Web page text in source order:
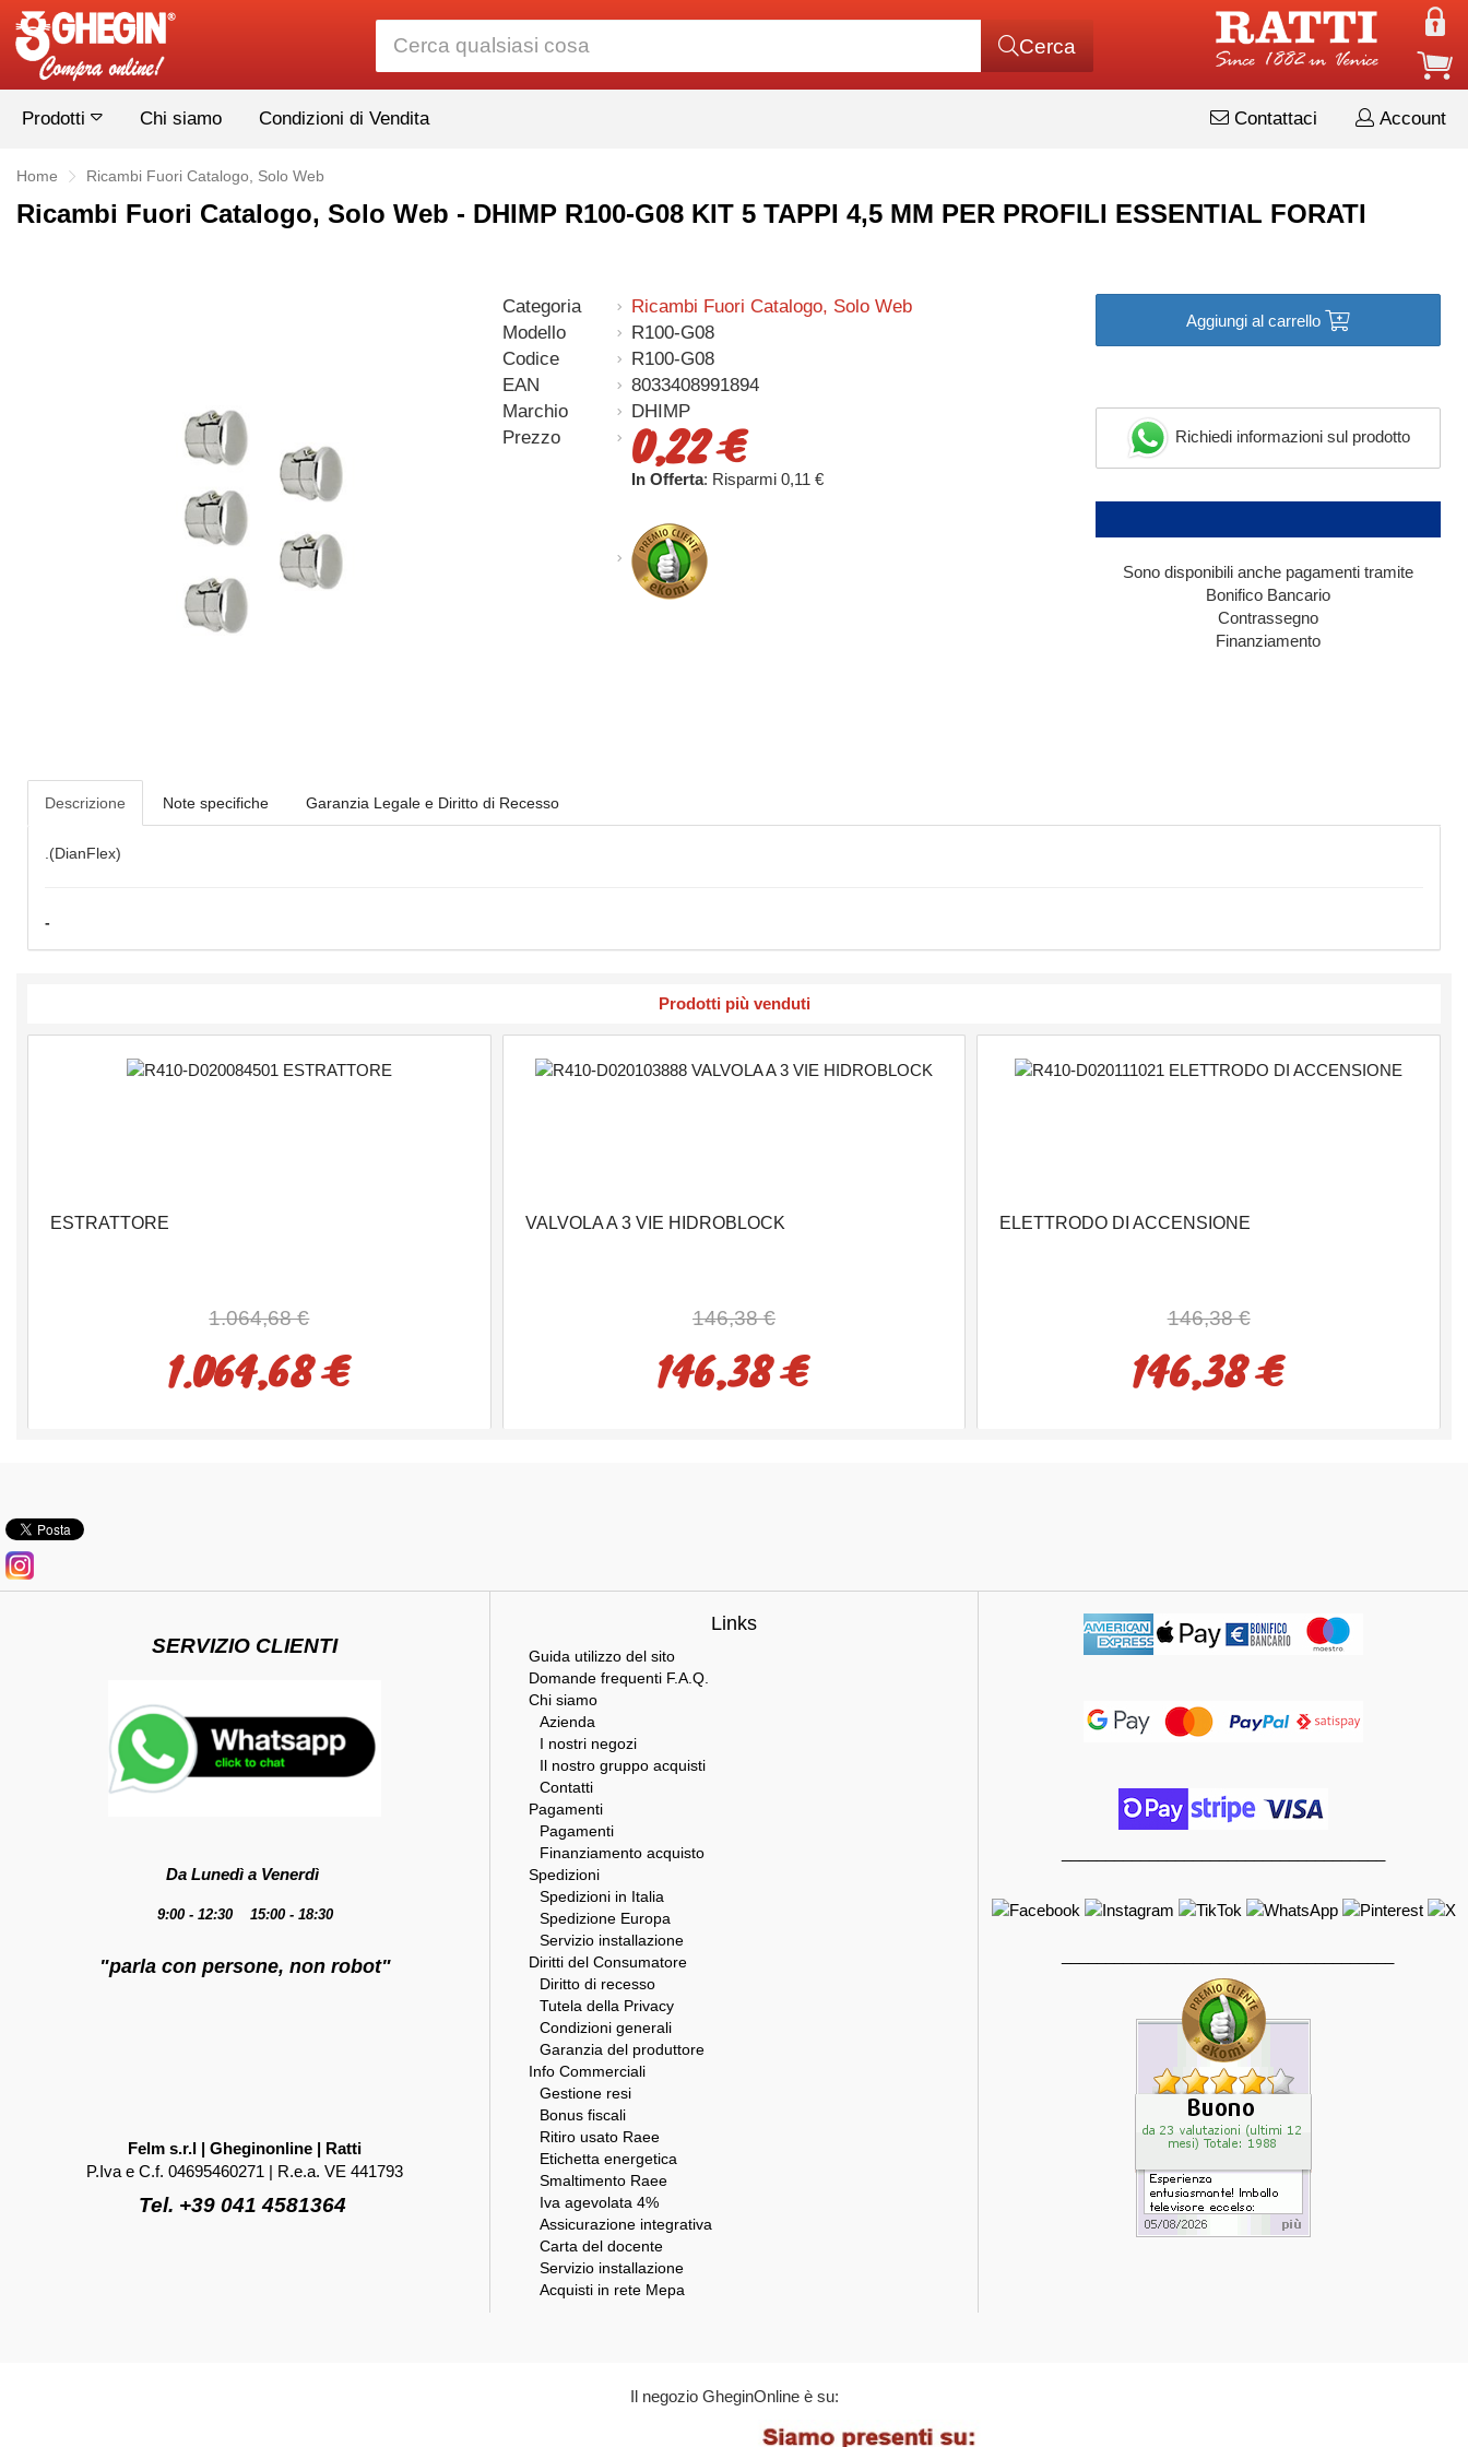
Cerca
Prodotti Chi siamo Condizioni di Vendita Account
Contattaci
Home Ricambi Fuori Catalogo, Solo Web
Ricambi Fuori Catalogo, Solo Web - DHIMP R100-G08 KIT 5 TAPPI 4,5 MM PER PROFILI ESSENTIAL FORATI
Categoria
Ricambi Fuori Catalogo, Solo Web
Modello
R100-G08
Codice
R100-G08
EAN
8033408991894
Marchio
DHIMP
Prezzo
0,22 €
In Offerta: Risparmi 0,11 €
Aggiungi al carrello
Richiedi informazioni sul prodotto
Sono disponibili anche pagamenti tramite
Bonifico Bancario
Contrassegno
Finanziamento
Descrizione Note specifiche Garanzia Legale e Diritto di Recesso
.(DianFlex)
-
Prodotti più venduti
ESTRATTORE
1.064,68 €
1.064,68 €
VALVOLA A 3 VIE HIDROBLOCK
146,38 €
146,38 €
ELETTRODO DI ACCENSIONE
146,38 €
146,38 €
SERVIZIO CLIENTI
Da Lunedì a Venerdì
9:00 - 12:30 15:00 - 18:30
"parla con persone, non robot"
Felm s.r.l | Gheginonline | Ratti
P.Iva e C.f. 04695460271 | R.e.a. VE 441793
Tel. +39 041 4581364
Links
Guida utilizzo del sito
Domande frequenti F.A.Q.
Chi siamo
Azienda
I nostri negozi
Il nostro gruppo acquisti
Contatti
Pagamenti
Pagamenti
Finanziamento acquisto
Spedizioni
Spedizioni in Italia
Spedizione Europa
Servizio installazione
Diritti del Consumatore
Diritto di recesso
Tutela della Privacy
Condizioni generali
Garanzia del produttore
Info Commerciali
Gestione resi
Bonus fiscali
Ritiro usato Raee
Etichetta energetica
Smaltimento Raee
Iva agevolata 4%
Assicurazione integrativa
Carta del docente
Servizio installazione
Acquisti in rete Mepa
Il negozio GheginOnline è su: